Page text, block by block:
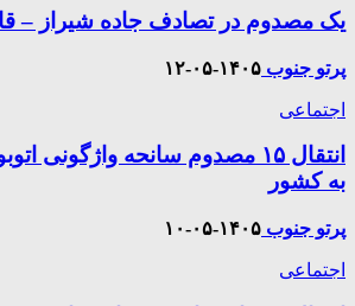
یک مصدوم در تصادف جاده شیراز –
پرتو جنوب ۱۴۰۵-۰۵-۱۲
اجتماعی
انتقال ۱۵ مصدوم سانحه واژگونی
به کشور
پرتو جنوب ۱۴۰۵-۰۵-۱۰
اجتماعی